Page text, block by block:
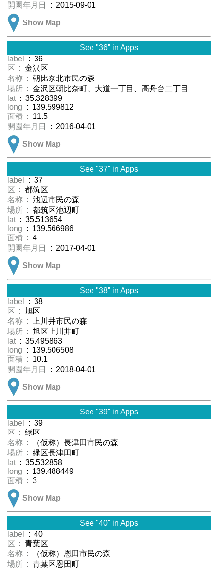
開園年月日
: 2015-09-01
Show Map
See "36" in Apps
label
: 36
区 : 金沢区
名称 : 朝比奈北市民の森
場所 : 金沢区朝比奈町、大道一丁目、高舟台二丁目
lat : 35.328399
long : 139.599812
面積 : 11.5
開園年月日
: 2016-04-01
Show Map
See "37" in Apps
label
: 37
区 : 都筑区
名称 : 池辺市民の森
場所 : 都筑区池辺町
lat : 35.513654
long : 139.566986
面積 : 4
開園年月日
: 2017-04-01
Show Map
See "38" in Apps
label
: 38
区 : 旭区
名称 : 上川井市民の森
場所 : 旭区上川井町
lat : 35.495863
long : 139.506508
面積 : 10.1
開園年月日
: 2018-04-01
Show Map
See "39" in Apps
label
: 39
区 : 緑区
名称 : （仮称）長津田市民の森
場所 : 緑区長津田町
lat : 35.532858
long : 139.488449
面積 : 3
Show Map
See "40" in Apps
label
: 40
区 : 青葉区
名称 : （仮称）恩田市民の森
場所 : 青葉区恩田町